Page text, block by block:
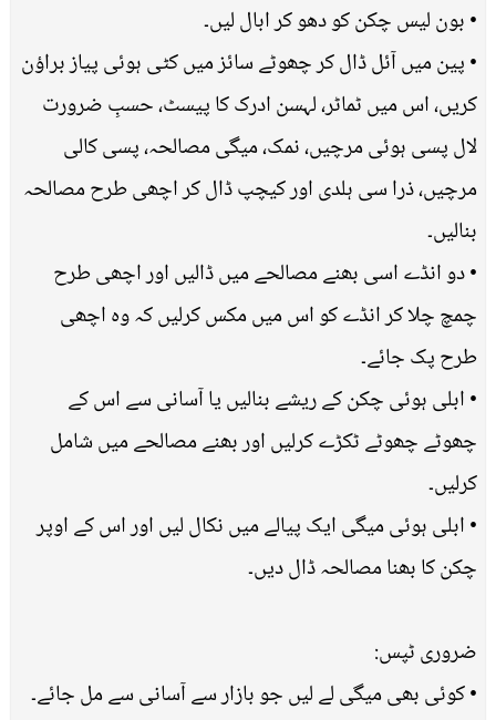
• بون لیس چکن کو دھو کر ابال لیں۔
• پین میں آئل ڈال کر چھوٹے سائز میں کٹی ہوئی پیاز براؤن
کریں، اس میں ٹماٹر، لہسن ادرک کا پیسٹ، حسبِ ضرورت
لال پسی ہوئی مرچیں، نمک، میگی مصالحہ، پسی کالی
مرچیں، ذرا سی ہلدی اور کیچپ ڈال کر اچھی طرح مصالحہ
بنالیں۔
• دو انڈے اسی بھنے مصالحے میں ڈالیں اور اچھی طرح
چمچ چلا کر انڈے کو اس میں مکس کرلیں کہ وہ اچھی
طرح پک جائے۔
• ابلی ہوئی چکن کے ریشے بنالیں یا آسانی سے اس کے
چھوٹے چھوٹے ٹکڑے کرلیں اور بھنے مصالحے میں شامل
کرلیں۔
• ابلی ہوئی میگی ایک پیالے میں نکال لیں اور اس کے اوپر
چکن کا بھنا مصالحہ ڈال دیں۔
ضروری ٹپس:
• کوئی بھی میگی لے لیں جو بازار سے آسانی سے مل جائے۔